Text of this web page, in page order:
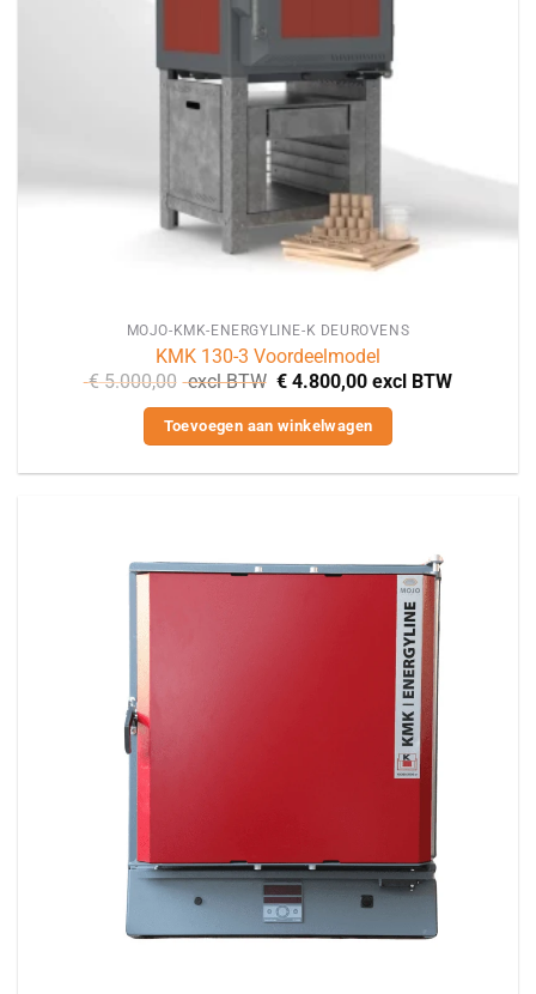
worden
op
de
productpagina
MOJO-KMK-ENERGYLINE-K DEUROVENS
KMK 130-3 Voordeelmodel
€5.000,00 excl BTW € 4.800,00 excl BTW
Toevoegen aan winkelwagen